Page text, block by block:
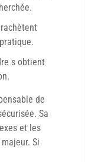
s obtient
de
Sa
et les
Si